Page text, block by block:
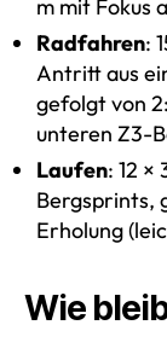
m mit Fokus
Radfahren:
Antritt aus
gefolgt von
unteren Z3-
Laufen: 12
Bergsprints,
Erholung
Wie